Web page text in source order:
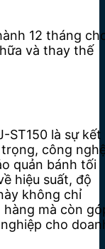
12 tháng
và thay thế
ST150 là sự kết
công
quản bánh tối
hiệu suất, độ
không chỉ
mà còn
cho